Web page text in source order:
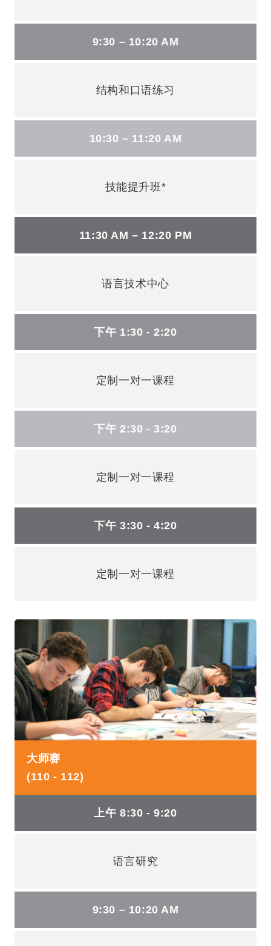
9:30 – 10:20 AM
结构和口语练习
10:30 – 11:20 AM
技能提升班*
11:30 AM – 12:20 PM
语言技术中心
下午 1:30 - 2:20
定制一对一课程
下午 2:30 - 3:20
定制一对一课程
下午 3:30 - 4:20
定制一对一课程
大师赛
(110 - 112)
上午 8:30 - 9:20
语言研究
9:30 – 10:20 AM